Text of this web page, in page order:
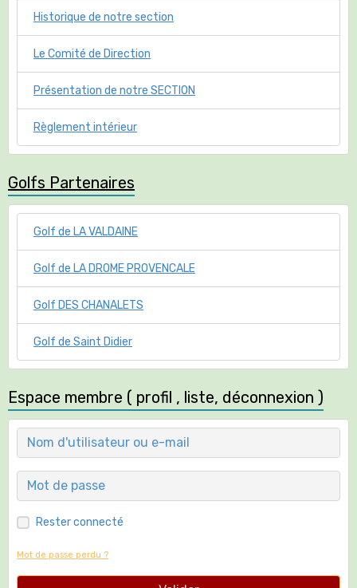
Golf de LA VALDAINE
Golf de LA DROME PROVENCALE
Golf DES CHANALETS
Golf de Saint Didier
Espace membre ( profil , liste, déconnexion )
Rester connecté
Valider
Inscription à la Newsletter (si nouvelle @mail)
Règles de Golf